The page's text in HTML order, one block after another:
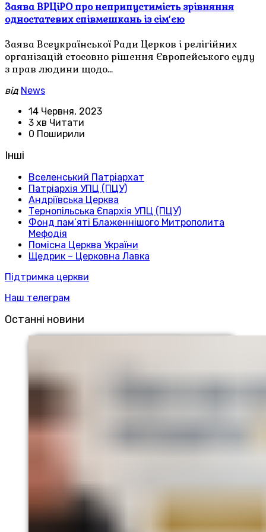
Заява ВРЦіРО про неприпустимість зрівняння
одностатевих співмешкань із сімʼєю
Заява Всеукраїнської Ради Церков і релігійних
організацій стосовно рішення Європейського суду
з прав людини щодо…
від News
14 Червня, 2023
3 хв Читати
0 Поширили
Інші
Вселенський Патріархат
Патріархія УПЦ (ПЦУ)
Андріївська Церква
Тернопільська Єпархія УПЦ (ПЦУ)
Фонд пам’яті Блаженнішого Митрополита
Мефодія
Помісна Церква України
Щедрик – Церковна Лавка
Підтримка церкви
Наш телеграм
Останні новини